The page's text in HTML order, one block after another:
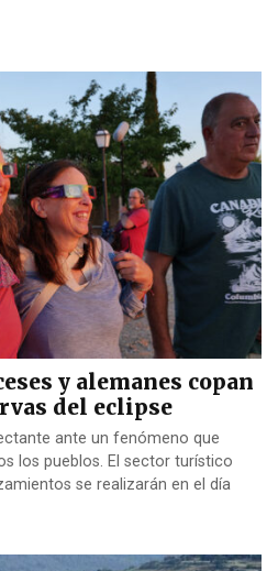
y alemanes copan
del eclipse
ante un fenómeno que
los pueblos. El sector turístico
se realizarán en el día